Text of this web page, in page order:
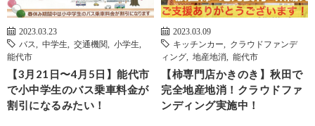
2023.03.23
バス
中学生 交通機関 小学生
能代市
【3月21日〜4月5日】能代市
で小中学生のバス乗車料金が
割引になるみたい！
2023.03.09
キッチンカー
クラウドファンデ
ィング
地産地消 能代市
【柿専門店かきのき】秋田で
完全地産地消！クラウドファ
ンディング実施中！